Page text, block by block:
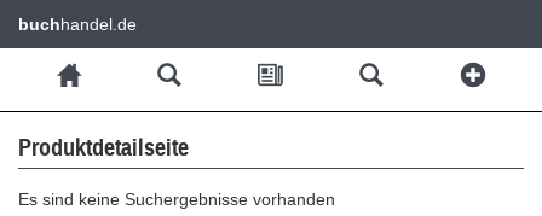
buchhandel.de
Produktdetailseite
Es sind keine Suchergebnisse vorhanden